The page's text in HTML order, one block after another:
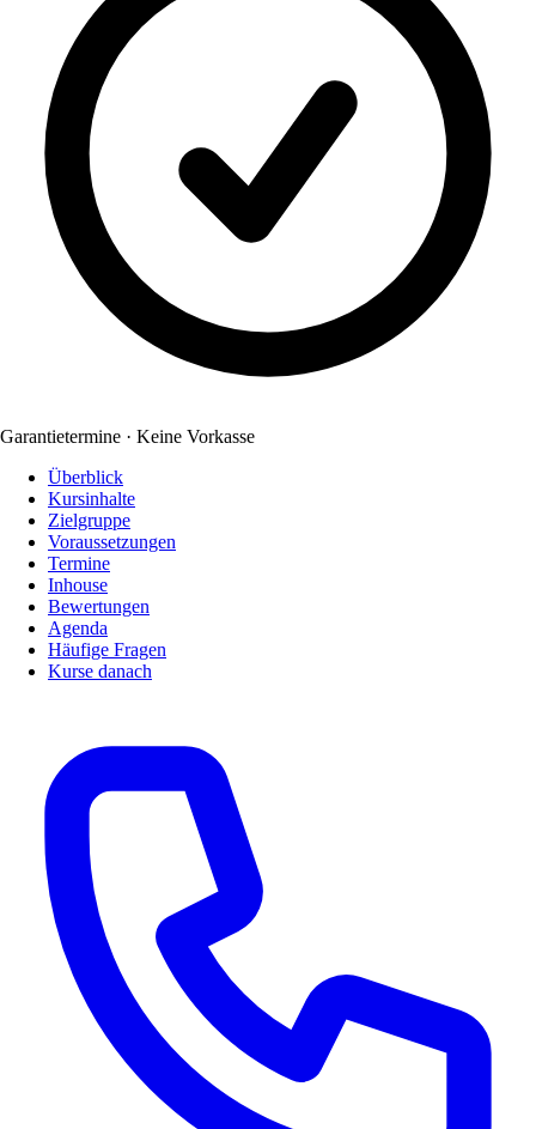
Garantietermine · Keine Vorkasse
Überblick
Kursinhalte
Zielgruppe
Voraussetzungen
Termine
Inhouse
Bewertungen
Agenda
Häufige Fragen
Kurse danach